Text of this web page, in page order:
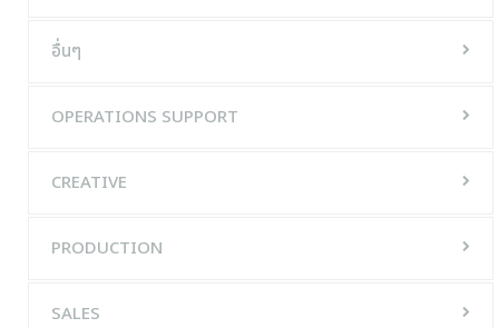
อื่นๆ
OPERATIONS SUPPORT
CREATIVE
PRODUCTION
SALES